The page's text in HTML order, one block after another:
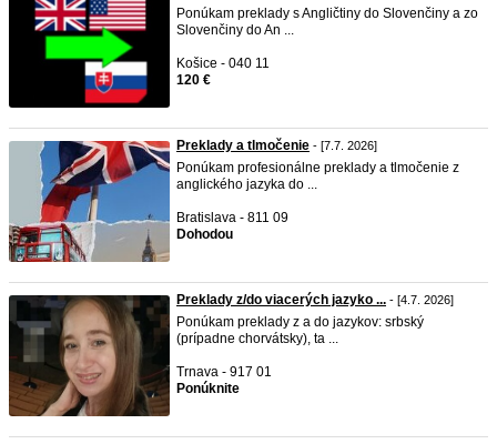
Ponúkam preklady s Angličtiny do Slovenčiny a zo
Slovenčiny do An ...
Košice - 040 11
120 €
Preklady a tlmočenie - [7.7. 2026]
Ponúkam profesionálne preklady a tlmočenie z
anglického jazyka do ...
Bratislava - 811 09
Dohodou
Preklady z/do viacerých jazyko ... - [4.7. 2026]
Ponúkam preklady z a do jazykov: srbský
(prípadne chorvátsky), ta ...
Trnava - 917 01
Ponúknite